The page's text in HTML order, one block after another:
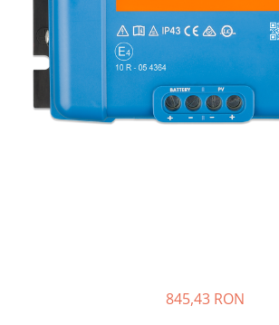
Monitorizare si control
Protectii & izolatoare baterii
Cabluri si interfete
Incarcatoare de retea
Accesorii
845,43 RON